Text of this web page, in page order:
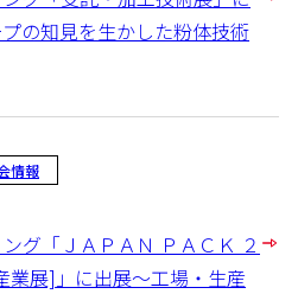
の知見を生かした粉体技術
情報
グ「ＪＡＰＡＮ ＰＡＣＫ ２
業展]」に出展～工場・生産